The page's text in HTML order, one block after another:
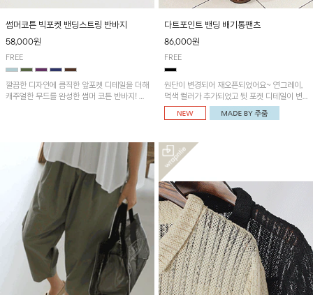
썸머코튼 빅포켓 밴딩스트링 반바지
58,000원
FREE
깔끔한 디자인에 큼직한 앞포켓 디테일을 더해
캐주얼한 무드를 완성한 썸머 코튼 반바지! 허
다트포인트 밴딩 배기통팬츠
86,000원
FREE
원단이 변경되어 재오픈되었어요~ 연그레이,
먹색 컬러가 추가되었고 뒷 포켓 디테일이 변
경되었습니다~가볍고 시원하게 착용되는 배
기통팬츠! 허리밴딩과 여유로운 통으로 편안해